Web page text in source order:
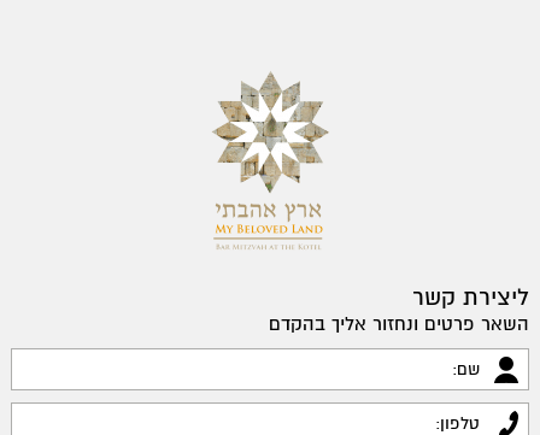
ליצירת קשר
השאר פרטים ונחזור אליך בהקדם